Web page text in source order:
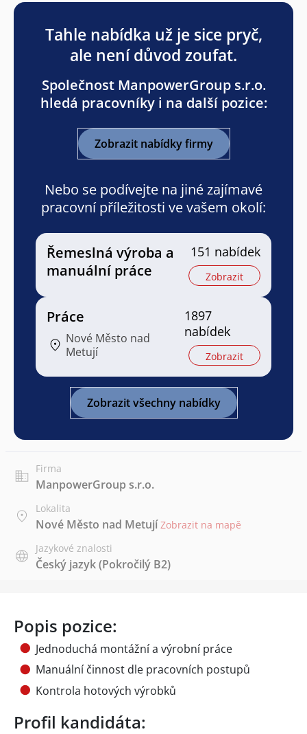
Tahle nabídka už je sice pryč,
ale není důvod zoufat.
Společnost ManpowerGroup s.r.o.
hledá pracovníky i na další pozice:
Zobrazit nabídky firmy
Nebo se podívejte na jiné zajímavé
pracovní příležitosti ve vašem okolí:
Řemeslná výroba a
manuální práce
151 nabídek
Zobrazit
Práce
Nové Město nad
Metují
1897
nabídek
Zobrazit
Zobrazit všechny nabídky
Firma
ManpowerGroup s.r.o.
Lokalita
Nové Město nad Metují Zobrazit na mapě
Jazykové znalosti
Český jazyk(Pokročilý B2)
Popis pozice:
Jednoduchá montážní a výrobní práce
Manuální činnost dle pracovních postupů
Kontrola hotových výrobků
Profil kandidáta: